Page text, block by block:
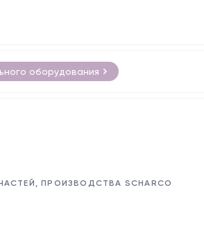
оборудования
ПРОИЗВОДСТВА SCHARCO